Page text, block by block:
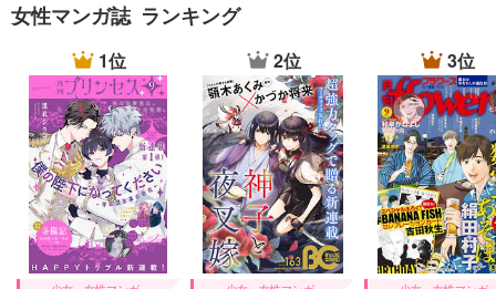
509
カート
試し読み
あらすじを表示する
Comic ZERO-SUM (コミック ゼロサム) 2024年9月号[雑誌]
509円 (税込)
カート
試し読み
女性マンガ誌 ランキング
1位 2位 3位